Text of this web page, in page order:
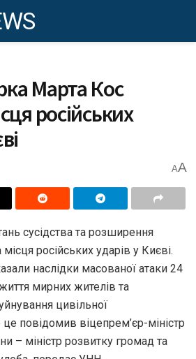
Марта Кос
російських
AA
сусідства та розширення
російських ударів у Києві.
наслідки масованої атаки 24
мирних жителів та
цивільної
повідомив віцепрем’єр-міністр
– міністр розвитку громад та